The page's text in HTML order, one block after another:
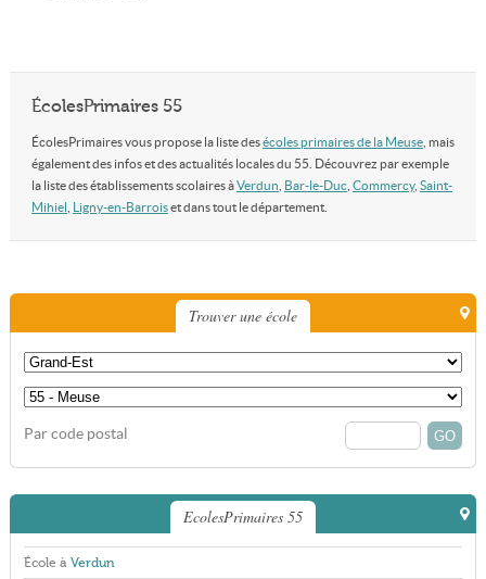
ÉcolesPrimaires 55
ÉcolesPrimaires vous propose la liste desécoles primaires de la Meuse, mais
également des infos et des actualités locales du 55. Découvrez par exemple
la liste des établissements scolaires àVerdun Bar-le-Duc, Commercy, Saint-
Mihiel Ligny-en-Barroiset dans tout le département.
Trouver une école
Par code postal
EcolesPrimaires 55
École à Verdun